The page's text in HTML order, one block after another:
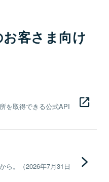
客さま向け
を取得できる公式API
ら。（2026年7月31日